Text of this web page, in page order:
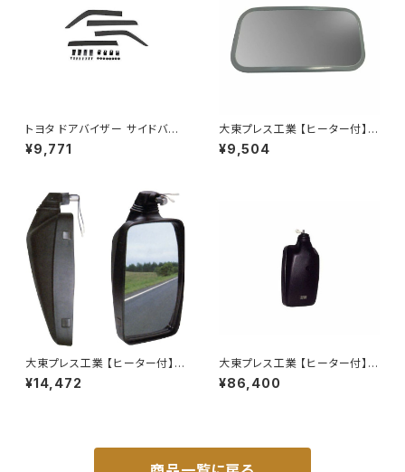
トヨタ ドアバイザー サイドバイ
ザー タンク 900系 ルーミー 9
00系 M900A M910A サイドド
¥9,771
大東プレス工業 【ヒーター付】サ
イドミラー/バックミラーJ08 DI
-7Z
¥9,504
大東プレス工業 【ヒーター付】ハ
イウェイミラー ヒーター付 100
0R DI-5101CXY
¥14,472
大東プレス工業 【ヒーター付】ハ
イウェイリモコンミラー DI-722
1CXE
¥86,400